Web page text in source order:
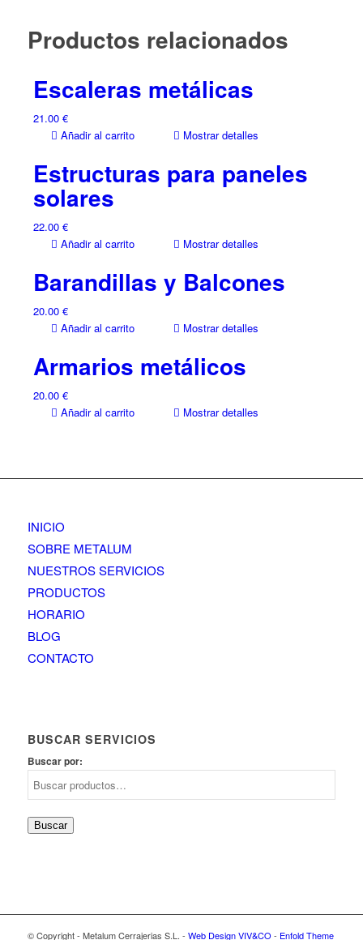
Productos relacionados
Escaleras metálicas
21.00 €
Añadir al carrito
Mostrar detalles
Estructuras para paneles
solares
22.00 €
Añadir al carrito
Mostrar detalles
Barandillas y Balcones
20.00 €
Añadir al carrito
Mostrar detalles
Armarios metálicos
20.00 €
Añadir al carrito
Mostrar detalles
INICIO
SOBRE METALUM
NUESTROS SERVICIOS
PRODUCTOS
HORARIO
BLOG
CONTACTO
BUSCAR SERVICIOS
Buscar por:
Buscar
© Copyright - Metalum Cerrajerias S.L. - Web Design VIV&CO - Enfold Theme